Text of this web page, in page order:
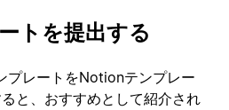
トを提出する
プレートをNotionテンプレー
と、おすすめとして紹介され